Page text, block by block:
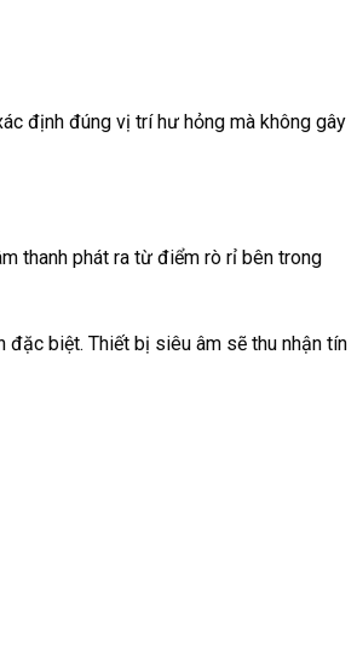
định đúng vị trí hư hỏng mà không gây
thanh phát ra từ điểm rò rỉ bên trong
biệt. Thiết bị siêu âm sẽ thu nhận tín